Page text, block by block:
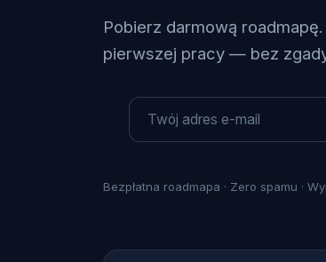
Pobierz darmową
pierwszej pracy — bez
Bezpłatna roadmapa · Zero spamu ·